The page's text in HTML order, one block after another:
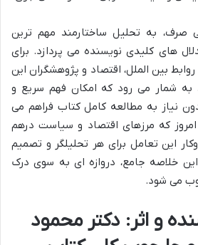
صرف، به تحلیل ساختارمند مهم ترین
های کلیدی نویسنده می پردازد. برای
بین الملل، اقتصاد و پژوهشگران این
به شمار می رود که امکان فهم سریع و
نیاز به مطالعه کامل کتاب فراهم می
که مرزهای اقتصاد و سیاست درهم
این تعامل برای هر تحلیلگر و تصمیم
خلاصه جامع، دروازه ای به سوی درک
می شود.
و اثر: دکتر محمود